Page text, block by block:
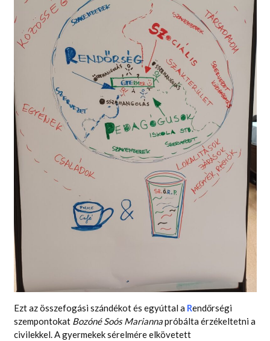
Ezt az összefogási szándékot és egyúttal a Rendőrségi
szempontokat Bozóné Soós Mariannapróbálta érzékeltetni a
civilekkel. A gyermekek sérelmére elkövetett